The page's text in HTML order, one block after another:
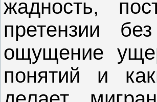
жадность,
претензии
ощущение
понятий и